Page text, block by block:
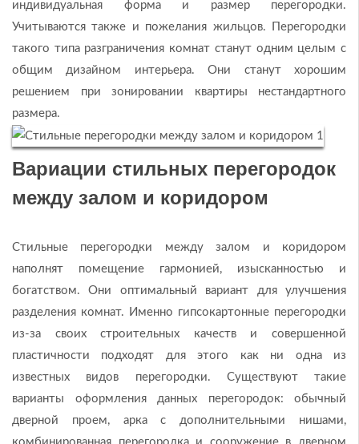
индивидуальная форма и размер перегородки.
Учитываются также и пожелания жильцов. Перегородки
такого типа разграничения комнат станут одним целым с
общим дизайном интерьера. Они станут хорошим
решением при зонировании квартиры нестандартного
размера.
Вариации стильных перегородок
между залом и коридором
Стильные перегородки между залом и коридором
наполнят помещение гармонией, изысканностью и
богатством. Они оптимальный вариант для улучшения
разделения комнат. Именно гипсокартонные перегородки
из-за своих строительных качеств и совершенной
пластичности подходят для этого как ни одна из
известных видов перегородки. Существуют такие
варианты оформления данных перегородок: обычный
дверной проем, арка с дополнительными нишами,